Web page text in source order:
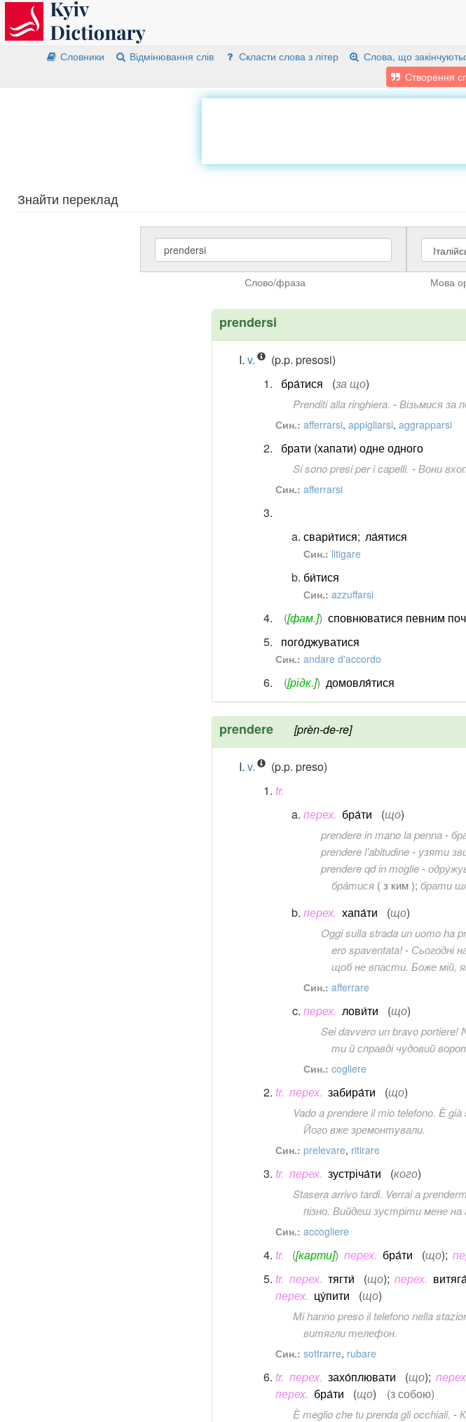
Словники Відмінювання слів Скласти слова з літер Слова, що
Створення
Знайти переклад
Слово/фраза Мова
prendersi
v.
(p.p. presosi)
бра́тися
(за що)
Prenditi alla ringhiera. -Візьмися за
Син.: afferrarsi, appigliarsi, aggrapparsi
брати (хапати) одне одного
Si sono presi per i capelli. -Вони
Син.: afferrarsi
свари́тися; ла́ятися
Син.: litigare
би́тися
Син.: azzuffarsi
([фам.]) сповнюватися певним
пого́джуватися
Син.: andare d'accordo
([рідк.]) домовля́тися
prendere [prèn-de-re]
v.
(p.p. preso)
tr.
перех. бра́ти (що)
prendere in mano la penna-
prendere l’abitudine- узяти
prendere qd in moglie-
бра́тися ( з ким ); брати
перех. хапа́ти (що)
Oggi sulla strada un uomo ha
ero spaventata!- Сьогодні
щоб не впасти. Боже мій,
Син.: afferrare
перех. лови́ти (що)
Sei davvero un bravo portiere!
ти й справді чудовий
Син.: cogliere
tr. перех. забира́ти (що)
Vado a prendere il mio telefono. È già
Його вже зремонтували.
Син.: prelevare, ritirare
tr. перех. зустріча́ти (кого)
Stasera arrivo tardi. Verrai a
пізно. Вийдеш зустріти мене на
Син.: accogliere
tr. ([карти]) перех. бра́ти (що);
tr. перех. тягти́ (що); перех.
перех. цу́пити (що)
Mi hanno preso il telefono nella
витягли телефон.
Син.: sottrarre, rubare
tr. перех. захо́плювати (що);
перех. бра́ти (що) (з собою)
È meglio che tu prenda gli occhiali. -